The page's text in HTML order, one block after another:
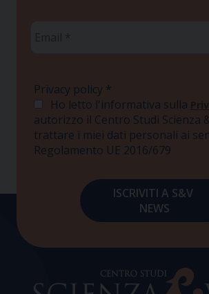
Privacy policy *
Ho letto l'informativa sulla
autorizzo il Centro Studi Scienza
trattare i miei dati personali ai
Regolamento UE 2016/679